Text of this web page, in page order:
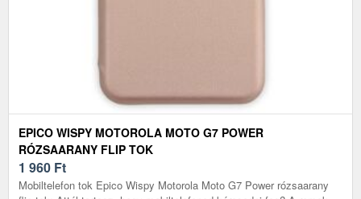
EPICO WISPY MOTOROLA MOTO G7 POWER
RÓZSAARANY FLIP TOK
1 960 Ft
Mobiltelefon tok Epico Wispy Motorola Moto G7 Power rózsaarany